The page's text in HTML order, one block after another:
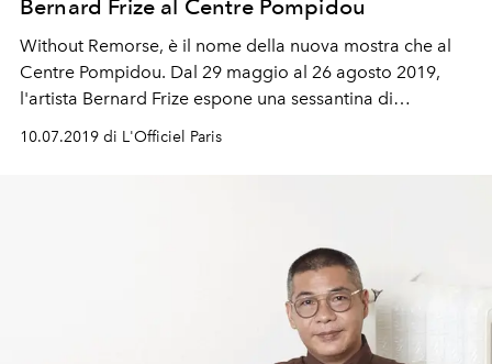
Bernard Frize al Centre Pompidou
Without Remorse, è il nome della nuova mostra che al
Centre Pompidou. Dal 29 maggio al 26 agosto 2019,
l'artista Bernard Frize espone una sessantina di
emblematici dipinti.
10.07.2019 di L'Officiel Paris